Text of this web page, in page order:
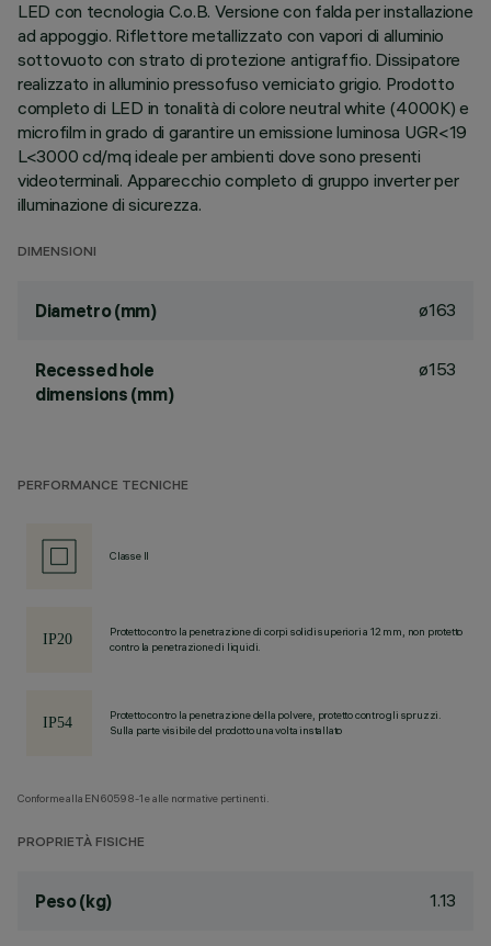
LED con tecnologia C.o.B. Versione con falda per installazione
ad appoggio. Riflettore metallizzato con vapori di alluminio
sottovuoto con strato di protezione antigraffio. Dissipatore
realizzato in alluminio pressofuso verniciato grigio. Prodotto
completo di LED in tonalità di colore neutral white (4000K) e
microfilm in grado di garantire un emissione luminosa UGR<19
L<3000 cd/mq ideale per ambienti dove sono presenti
videoterminali. Apparecchio completo di gruppo inverter per
illuminazione di sicurezza.
DIMENSIONI
Diametro (mm) ø163
Recessed hole
dimensions (mm)
ø153
PERFORMANCE TECNICHE
Classe II
Protetto contro la penetrazione di corpi solidi superiori a 12 mm, non protetto
contro la penetrazione di liquidi.
Protetto contro la penetrazione della polvere, protetto contro gli spruzzi.
Sulla parte visibile del prodotto una volta installato
Conforme alla EN60598-1 e alle normative pertinenti.
PROPRIETÀ FISICHE
Peso (kg) 1.13